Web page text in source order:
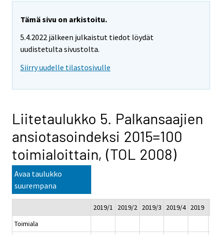
Tämä sivu on arkistoitu.
5.4.2022 jälkeen julkaistut tiedot löydät
uudistetulta sivustolta.
Siirry uudelle tilastosivulle
Liitetaulukko 5. Palkansaajien
ansiotasoindeksi 2015=100
toimialoittain, (TOL 2008)
Avaa taulukko
suurempana
2019/1 2019/2 2019/3 2019/4 2019
Toimiala